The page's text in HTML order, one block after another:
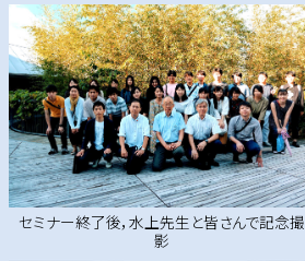
セミナー終了後，水上先生と皆さんで記念撮
影